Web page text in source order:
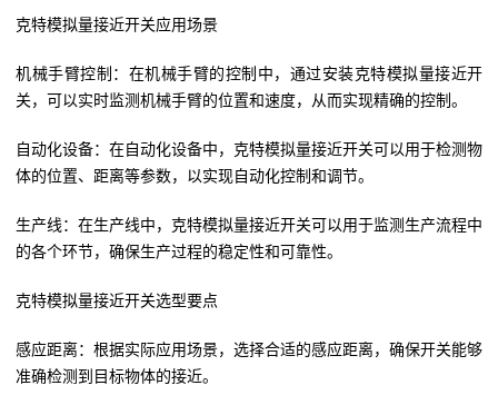
克特模拟量接近开关应用场景
机械手臂控制：在机械手臂的控制中，通过安装克特模拟量接近开
关，可以实时监测机械手臂的位置和速度，从而实现精确的控制。
自动化设备：在自动化设备中，克特模拟量接近开关可以用于检测物
体的位置、距离等参数，以实现自动化控制和调节。
生产线：在生产线中，克特模拟量接近开关可以用于监测生产流程中
的各个环节，确保生产过程的稳定性和可靠性。
克特模拟量接近开关选型要点
感应距离：根据实际应用场景，选择合适的感应距离，确保开关能够
准确检测到目标物体的接近。